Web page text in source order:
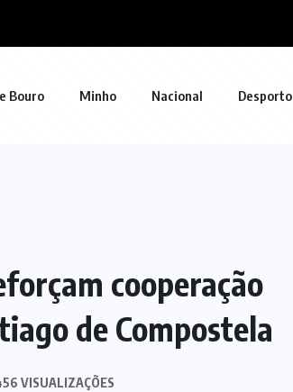
Bouro Minho Nacional Desporto
cooperação
de Compostela
VISUALIZAÇÕES